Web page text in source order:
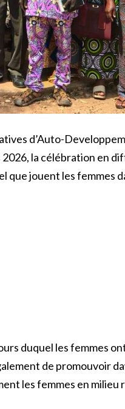
d’Auto-
la célébration en
que jouent les
duquel les femmes
de promouvoir
les femmes en milieu